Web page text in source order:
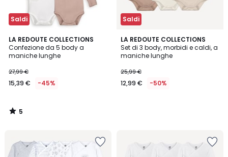
Saldi
LA REDOUTE COLLECTIONS
Confezione da 5 body a
maniche lunghe
27,99 €
15,39 € -45%
5
/
5
5
/
Saldi
LA REDOUTE COLLECTIONS
Set di 3 body, morbidi e caldi, a
maniche lunghe
25,99 €
12,99 € -50%